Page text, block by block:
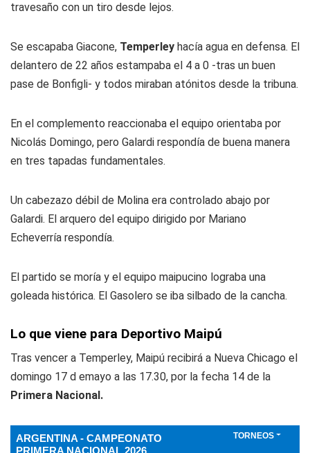
travesaño con un tiro desde lejos.
Se escapaba Giacone, Temperley hacía agua en defensa. El
delantero de 22 años estampaba el 4 a 0 -tras un buen
pase de Bonfigli- y todos miraban atónitos desde la tribuna.
En el complemento reaccionaba el equipo orientaba por
Nicolás Domingo, pero Galardi respondía de buena manera
en tres tapadas fundamentales.
Un cabezazo débil de Molina era controlado abajo por
Galardi. El arquero del equipo dirigido por Mariano
Echeverría respondía.
El partido se moría y el equipo maipucino lograba una
goleada histórica. El Gasolero se iba silbado de la cancha.
Lo que viene para Deportivo Maipú
Tras vencer a Temperley, Maipú recibirá a Nueva Chicago el
domingo 17 d emayo a las 17.30, por la fecha 14 de la
Primera Nacional.